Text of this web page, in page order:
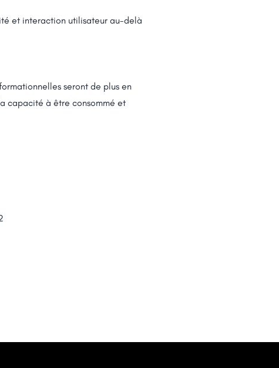
et interaction utilisateur au-delà
seront de plus en
capacité à être consommé et